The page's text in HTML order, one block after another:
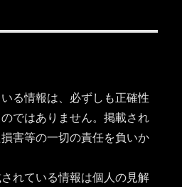
る情報は、必ずしも正確性
ではありません。掲載され
害等の一切の責任を負いか
れている情報は個人の見解